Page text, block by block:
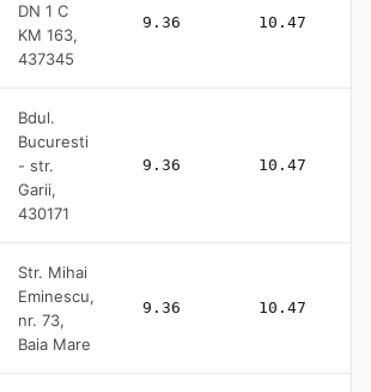
DN 1 C
KM 163,
437345
9.36 10.47
Bdul.
Bucuresti
- str.
Garii,
430171
9.36 10.47
Str. Mihai
Eminescu,
nr. 73,
Baia Mare
9.36 10.47